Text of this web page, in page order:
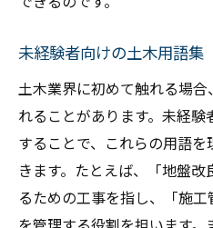
未経験者向けの土木用語集
土木業界に初めて触れる場
れることがあります。未経
することで、これらの用語
きます。たとえば、「地盤
るための工事を指し、「施